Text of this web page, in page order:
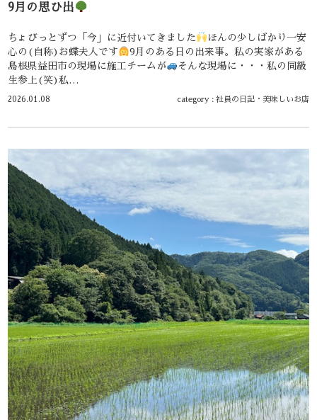
9月の思ひ出
ちょびっとずつ「今」に近付いてきました
ほんの少しばかり一安
心の(自称)お蝶夫人です
9月のある日の出来事。私の実家がある
島根県益田市の現場に施工チームが
そんな現場に・・・私の同級
生参上(笑)私…
2026.01.08 category : 社員の日記・ 美味しいお店